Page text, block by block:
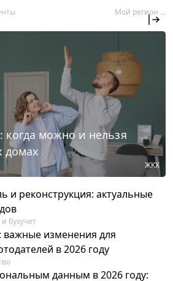
Мой регион ...
можно и нельзя
домах
ЖКХ
и реконструкция: актуальные
бухучет
изменения для
в 2026 году
данным в 2026 году: